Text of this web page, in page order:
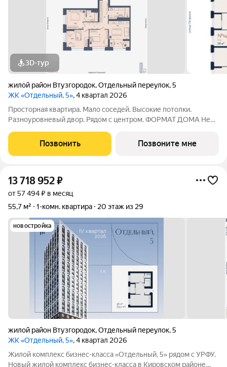
3D-тур
жилой район Втузгородок,Отдельный переулок,5
ЖК «Отдельный, 5», 4 квартал 2026
Просторная квартира. Мало соседей. Высокие потолки.
Разноуровневый двор. Рядом с центром. ФОРМАТ ДОМА Не
квартиры Принципиальное отсутствие студий Лобби с
рецепцией безопасность и удобство
Позвонить Позвоните мне
13 718 952₽
от 57 494 ₽ в месяц
55,7 м²
1-комн. квартира 20 этаж из 29
новостройка
жилой район Втузгородок,Отдельный переулок,5
ЖК «Отдельный, 5», 4 квартал 2026
Жилой комплекс бизнес-класса «Отдельный, 5» рядом с УРФУ.
Новый жилой комплекс бизнес-класса в Кировском районе